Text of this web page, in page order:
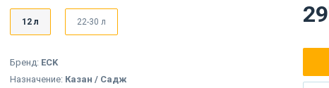
12 л 22-30 л
Бренд: ECK
Назначение: Казан / Садж